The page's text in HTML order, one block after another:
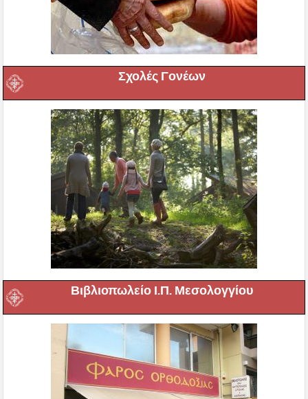
Σχολές Γονέων
Βιβλιοπωλείο Ι.Π. Μεσολογγίου